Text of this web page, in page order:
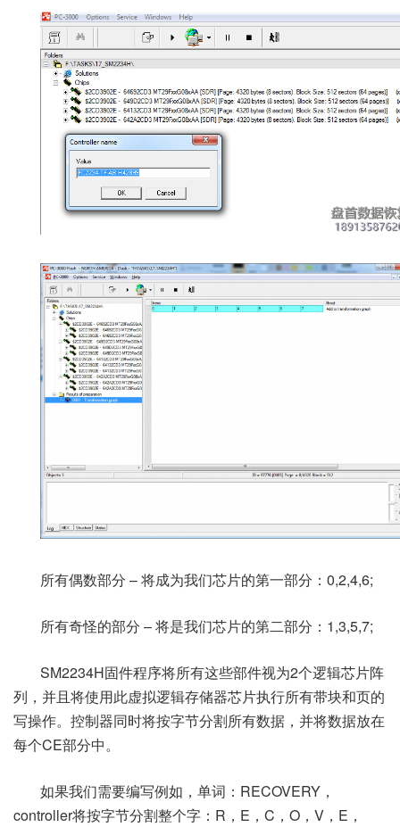
所有偶数部分 – 将成为我们芯片的第一部分：0,2,4,6;
所有奇怪的部分 – 将是我们芯片的第二部分：1,3,5,7;
SM2234H固件程序将所有这些部件视为2个逻辑芯片阵
列，并且将使用此虚拟逻辑存储器芯片执行所有带块和页的
写操作。控制器同时将按字节分割所有数据，并将数据放在
每个CE部分中。
如果我们需要编写例如，单词：RECOVERY，
controller将按字节分割整个字：R，E，C，O，V，E，